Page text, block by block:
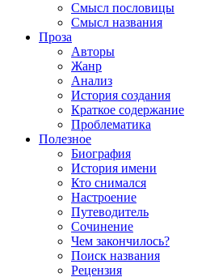
Смысл пословицы
Смысл названия
Проза
Авторы
Жанр
Анализ
История создания
Краткое содержание
Проблематика
Полезное
Биография
История имени
Кто снимался
Настроение
Путеводитель
Сочинение
Чем закончилось?
Поиск названия
Рецензия